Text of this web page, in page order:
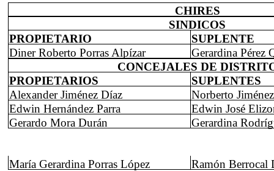
CHIRES
SINDICOS
PROPIETARIO
SUPLENTE
Diner Roberto Porras Alpízar
Gerardina Pérez
CONCEJALES DE
PROPIETARIOS
SUPLENTES
Alexander Jiménez Díaz
Norberto
Edwin Hernández Parra
Edwin José
Gerardo Mora Durán
Gerardina
María Gerardina Porras López Ramón Berrocal